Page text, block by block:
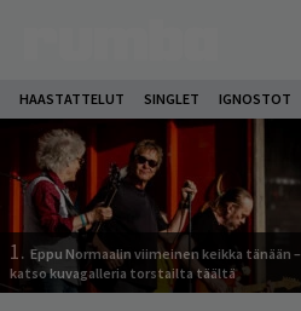
HAASTATTELUT SINGLET IGNOSTOT
1. Eppu Normaalin viimeinen keikka tänään –
katso kuvagalleria torstailta täältä